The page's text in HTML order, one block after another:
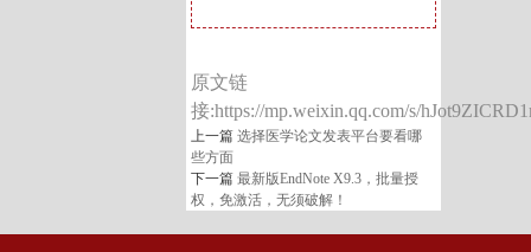
原文链
接:https://mp.weixin.qq.com/s/
上一篇选择医学论文发表平台要看哪
些方面
下一篇最新版EndNote X9.3，批量授
权，免激活，无须破解！